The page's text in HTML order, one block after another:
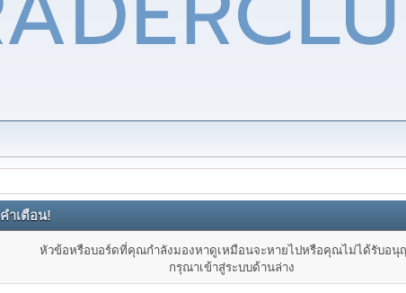
คำเตือน!
หัวข้อหรือบอร์ดที่คุณกำลังมองหาดูเหมือนจะหายไปหรือคุณไม่ได้รับอนุ
กรุณาเข้าสู่ระบบด้านล่าง